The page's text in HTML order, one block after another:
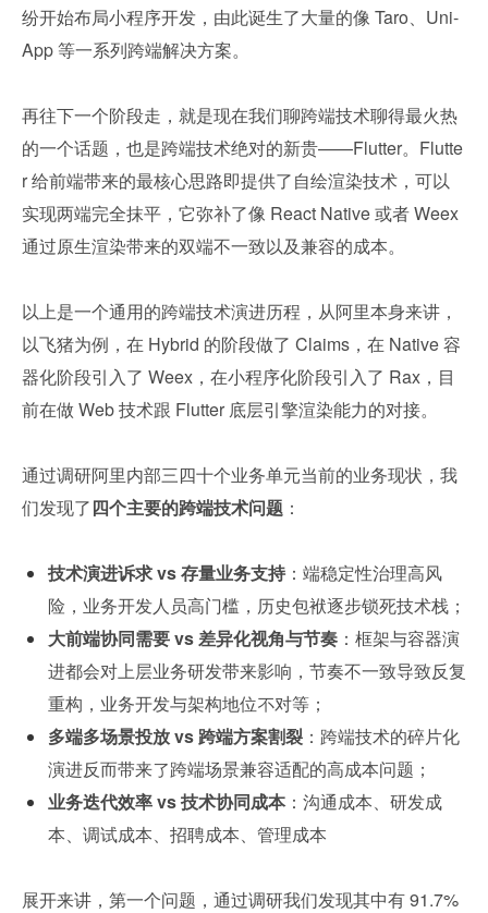
纷开始布局小程序开发，由此诞生了大量的像 Taro、Uni-
App 等一系列跨端解决方案。
再往下一个阶段走，就是现在我们聊跨端技术聊得最火热
的一个话题，也是跨端技术绝对的新贵——Flutter。Flutte
r 给前端带来的最核心思路即提供了自绘渲染技术，可以
实现两端完全抹平，它弥补了像 React Native 或者 Weex
通过原生渲染带来的双端不一致以及兼容的成本。
以上是一个通用的跨端技术演进历程，从阿里本身来讲，
以飞猪为例，在 Hybrid 的阶段做了 Claims，在 Native 容
器化阶段引入了 Weex，在小程序化阶段引入了 Rax，目
前在做 Web 技术跟 Flutter 底层引擎渲染能力的对接。
通过调研阿里内部三四十个业务单元当前的业务现状，我
们发现了四个主要的跨端技术问题 ：
技术演进诉求 vs 存量业务支持 ：端稳定性治理高风
险，业务开发人员高门槛，历史包袱逐步锁死技术栈；
大前端协同需要 vs 差异化视角与节奏 ：框架与容器演
进都会对上层业务研发带来影响，节奏不一致导致反复
重构，业务开发与架构地位不对等；
多端多场景投放 vs 跨端方案割裂 ：跨端技术的碎片化
演进反而带来了跨端场景兼容适配的高成本问题；
业务迭代效率 vs 技术协同成本：沟通成本、研发成
本、调试成本、招聘成本、管理成本
展开来讲，第一个问题，通过调研我们发现其中有 91.7%